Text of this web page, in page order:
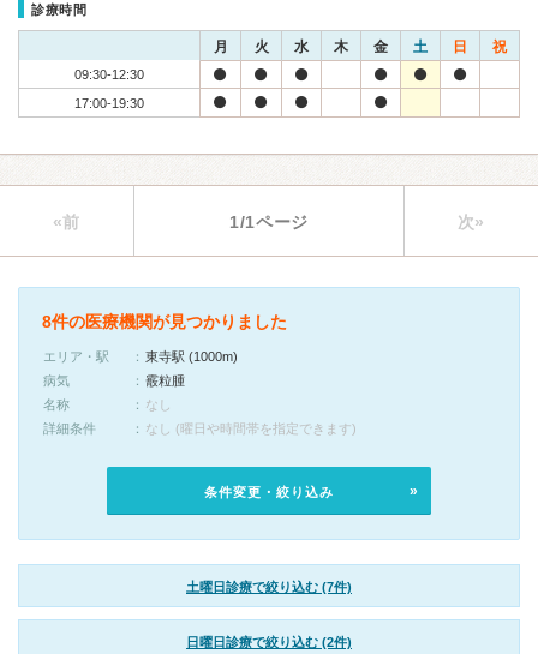
診療時間
月 火 水 木 金 土 日 祝
09:30-12:30
17:00-19:30
«前 1/1ページ 次»
8件の医療機関が見つかりました
エリア・駅
東寺駅 (1000m)
病気
霰粒腫
名称
なし
詳細条件
なし (曜日や時間帯を指定できます)
条件変更・絞り込み
土曜日診療で絞り込む (7件)
日曜日診療で絞り込む (2件)